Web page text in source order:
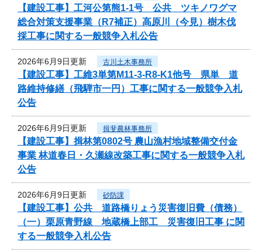
【建設工事】工河公第熊1-1号 公共 ツキノワグマ
総合対策支援事業（R7補正）高原川（今見）樹木伐
採工事に関する一般競争入札公告
2026年6月9日更新 古川土木事務所
【建設工事】工維3単第M11-3-R8-K1他号 県単 道
路維持修繕（飛騨市一円）工事に関する一般競争入札
公告
2026年6月9日更新 揖斐農林事務所
【建設工事】揖林第0802号 農山漁村地域整備交付金
事業 林道春日・久瀬線改築工事に関する一般競争入札
公告
2026年6月9日更新 砂防課
【建設工事】公共 道路橋りょう災害復旧費（債務）
（一）栗原青野線 地蔵橋上部工 災害復旧工事 に関
する一般競争入札公告